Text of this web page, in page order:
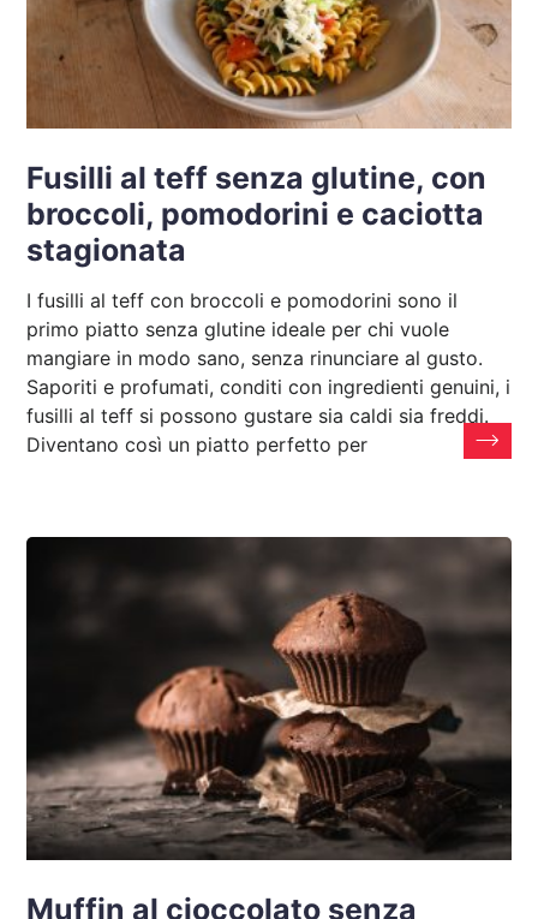
Fusilli al teff senza glutine, con
broccoli, pomodorini e caciotta
stagionata
I fusilli al teff con broccoli e pomodorini sono il
primo piatto senza glutine ideale per chi vuole
mangiare in modo sano, senza rinunciare al gusto.
Saporiti e profumati, conditi con ingredienti genuini, i
fusilli al teff si possono gustare sia caldi sia freddi.
Diventano così un piatto perfetto per
Muffin al cioccolato senza